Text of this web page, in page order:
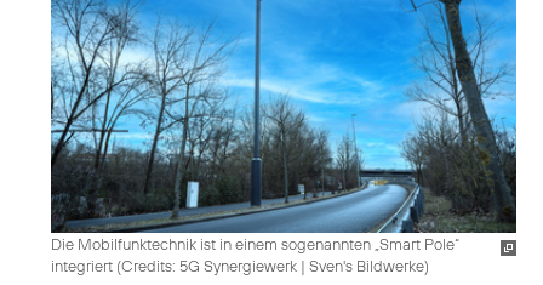
Die Mobilfunktechnik ist in einem sogenannten „Smart Pole“
integriert (Credits: 5G Synergiewerk | Sven's Bildwerke)